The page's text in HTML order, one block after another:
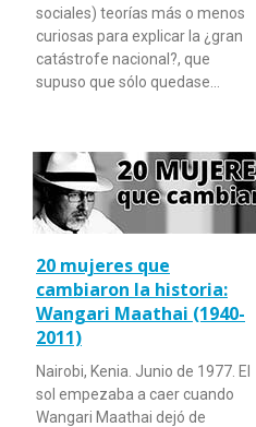
sociales) teorías más o menos
curiosas para explicar la ¿gran
catástrofe nacional?, que
supuso que sólo quedase…
20 mujeres que
cambiaron la historia:
Wangari Maathai (1940-
2011)
Nairobi, Kenia. Junio de 1977. El
sol empezaba a caer cuando
Wangari Maathai dejó de